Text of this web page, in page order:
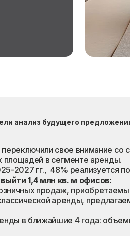
анализ будущего
свое внимание со
площадей в сегменте аренды.
2027 гг., 48% реализуется
1,4 млн кв. м офисов:
продаж,
аренды,
в ближайшие 4 года: